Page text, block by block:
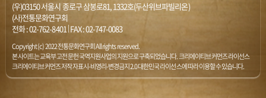
(우)03150 서울시 종로구 삼봉로81, 1332호(두산위브파빌리온)
(사)전통문화연구회
전화 :02-762-8401|FAX : 02-747-0083
Copyright (c) 2022 전통문화연구회 All rights reserved.
본 사이트는 교육부 고전문헌 국역지원사업의 지원으로 구축되었습니다. 크리에이티브 커먼즈 라이선스
크리에이티브 커먼즈 저작자표시-비영리-변경금지 2.0 대한민국 라이선스에 따라 이용할 수 있습니다.